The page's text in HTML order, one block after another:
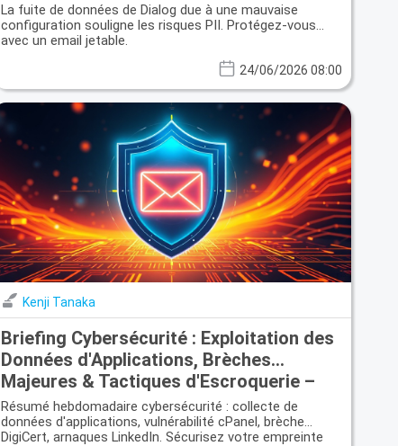
La fuite de données de Dialog due à une mauvaise
configuration souligne les risques PII. Protégez-vous
avec un email jetable.
24/06/2026 08:00
Kenji Tanaka
Briefing Cybersécurité : Exploitation des
Données d'Applications, Brèches
Majeures & Tactiques d'Escroquerie –
Fortifiez Votre Identité Numérique
Résumé hebdomadaire cybersécurité : collecte de
données d'applications, vulnérabilité cPanel, brèche
DigiCert, arnaques LinkedIn. Sécurisez votre empreinte